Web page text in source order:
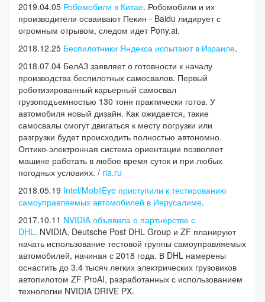
2019.04.05 Робомобили в Китае. Робомобили и их
производители осваивают Пекин - Baidu лидирует с
огромным отрывом, следом идет Pony.ai.
2018.12.25 Беспилотники Яндекса испытают в Израиле.
2018.07.04 БелАЗ заявляет о готовности к началу
производства беспилотных самосвалов. Первый
роботизированный карьерный самосвал
грузоподъемностью 130 тонн практически готов. У
автомобиля новый дизайн. Как ожидается, такие
самосвалы смогут двигаться к месту погрузки или
разгрузки будет происходить полностью автономно.
Оптико-электронная система ориентации позволяет
машине работать в любое время суток и при любых
погодных условиях. / ria.ru
2018.05.19 Intel/MobilEye приступили к тестированию
самоуправляемых автомобилей в Иерусалиме.
2017.10.11 NVIDIA объявила о партнерстве с
DHL. NVIDIA, Deutsche Post DHL Group и ZF планируют
начать использование тестовой группы самоуправляемых
автомобилей, начиная с 2018 года. В DHL намерены
оснастить до 3.4 тысяч легких электрических грузовиков
автопилотом ZF ProAI, разработанных с использованием
технологии NVIDIA DRIVE PX.